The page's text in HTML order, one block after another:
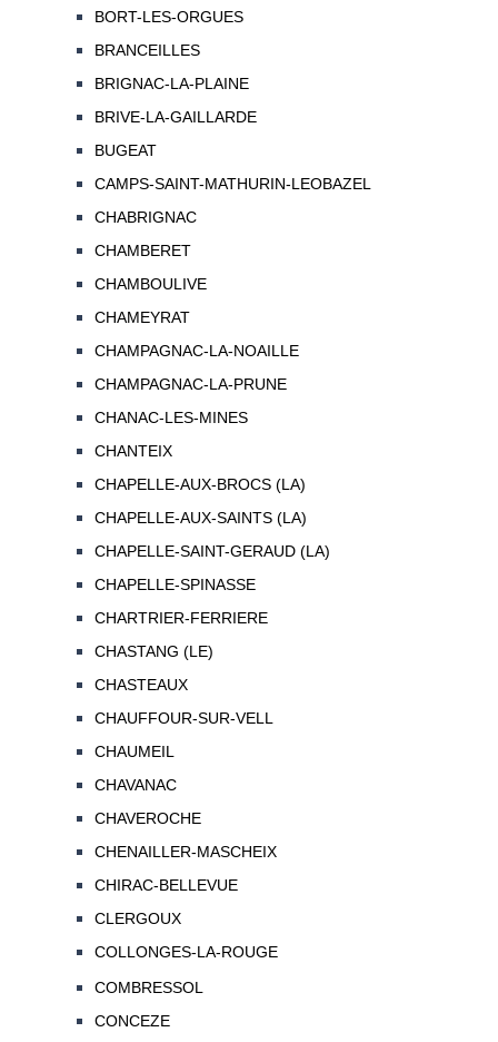
BORT-LES-ORGUES
BRANCEILLES
BRIGNAC-LA-PLAINE
BRIVE-LA-GAILLARDE
BUGEAT
CAMPS-SAINT-MATHURIN-LEOBAZEL
CHABRIGNAC
CHAMBERET
CHAMBOULIVE
CHAMEYRAT
CHAMPAGNAC-LA-NOAILLE
CHAMPAGNAC-LA-PRUNE
CHANAC-LES-MINES
CHANTEIX
CHAPELLE-AUX-BROCS (LA)
CHAPELLE-AUX-SAINTS (LA)
CHAPELLE-SAINT-GERAUD (LA)
CHAPELLE-SPINASSE
CHARTRIER-FERRIERE
CHASTANG (LE)
CHASTEAUX
CHAUFFOUR-SUR-VELL
CHAUMEIL
CHAVANAC
CHAVEROCHE
CHENAILLER-MASCHEIX
CHIRAC-BELLEVUE
CLERGOUX
COLLONGES-LA-ROUGE
COMBRESSOL
CONCEZE